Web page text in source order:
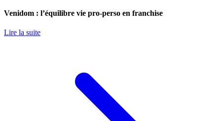
Venidom : l’équilibre vie pro-perso en franchise
Lire la suite